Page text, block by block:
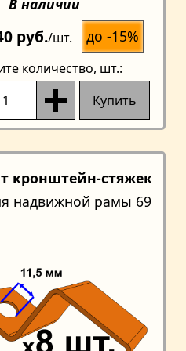
В наличии
руб./шт. до -15%
количество, шт.:
Купить
кронштейн-стяжек
надвижной рамы 69